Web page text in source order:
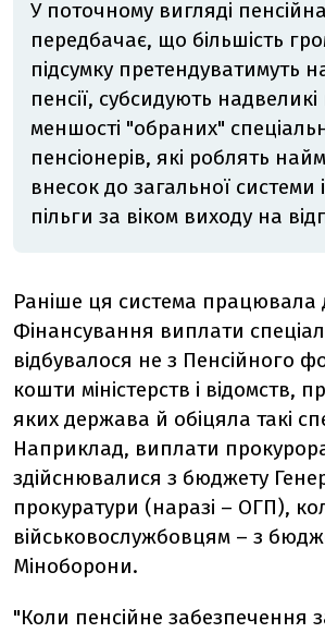
У поточному вигляді
передбачає, що більшість
підсумку претендуватимуть
пенсії, субсидують
меншості "обраних"
пенсіонерів, які роблять
внесок до загальної системи
пільги за віком виходу на
Раніше ця система працювала
Фінансування виплати
відбувалося не з Пенсійного
кошти міністерств і відомств,
яких держава й обіцяла такі
Наприклад, виплати
здійснювалися з бюджету
прокуратури (наразі – ОГП),
військовослужбовцям – з
Міноборони.
"Коли пенсійне забезпечення